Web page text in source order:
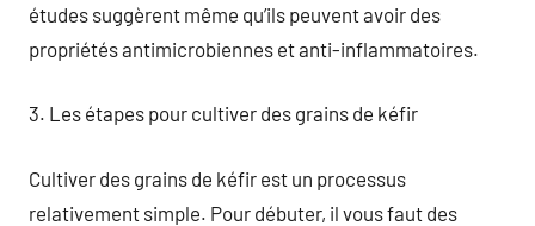
études suggèrent même qu’ils peuvent avoir des
propriétés antimicrobiennes et anti-inflammatoires.
3. Les étapes pour cultiver des grains de kéfir
Cultiver des grains de kéfir est un processus
relativement simple. Pour débuter, il vous faut des